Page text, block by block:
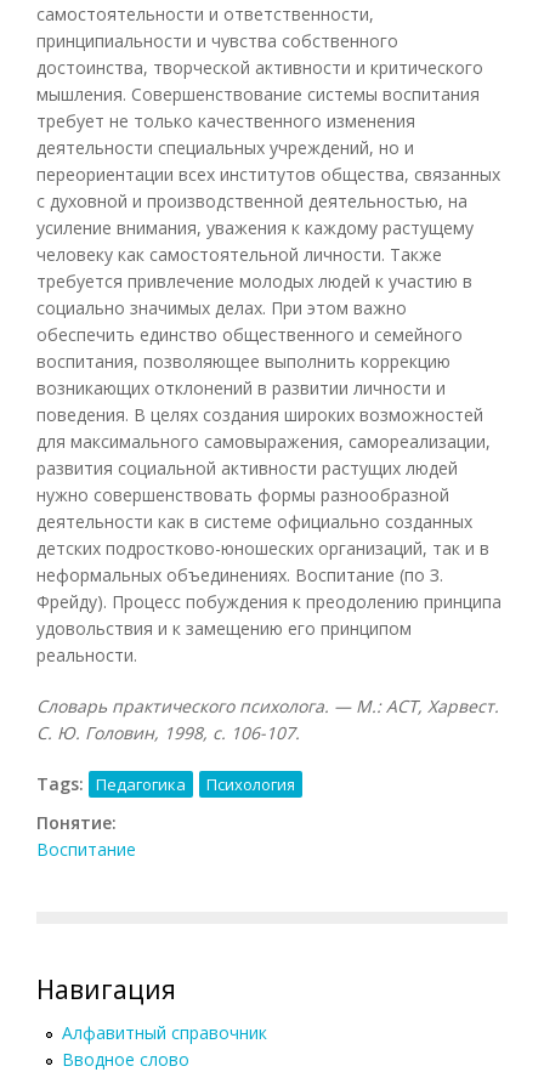
самостоятельности и ответственности,
принципиальности и чувства собственного
достоинства, творческой активности и критического
мышления. Совершенствование системы воспитания
требует не только качественного изменения
деятельности специальных учреждений, но и
переориентации всех институтов общества, связанных
с духовной и производственной деятельностью, на
усиление внимания, уважения к каждому растущему
человеку как самостоятельной личности. Также
требуется привлечение молодых людей к участию в
социально значимых делах. При этом важно
обеспечить единство общественного и семейного
воспитания, позволяющее выполнить коррекцию
возникающих отклонений в развитии личности и
поведения. В целях создания широких возможностей
для максимального самовыражения, самореализации,
развития социальной активности растущих людей
нужно совершенствовать формы разнообразной
деятельности как в системе официально созданных
детских подростково-юношеских организаций, так и в
неформальных объединениях. Воспитание (по З.
Фрейду). Процесс побуждения к преодолению принципа
удовольствия и к замещению его принципом
реальности.
Словарь практического психолога. — М.: АСТ, Харвест.
С. Ю. Головин, 1998, с. 106-107.
Tags: Педагогика Психология
Понятие:
Воспитание
Навигация
Алфавитный справочник
Вводное слово